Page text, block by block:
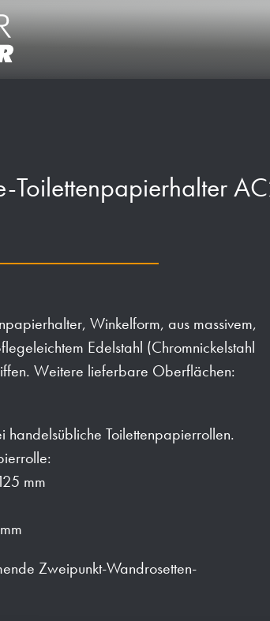
Toilettenpapierhalter
Winkelform, aus massivem,
Edelstahl (Chromnickelstahl
Weitere lieferbare Oberflächen:
handelsübliche Toilettenpapierrollen.
mm
Zweipunkt-Wandrosetten-